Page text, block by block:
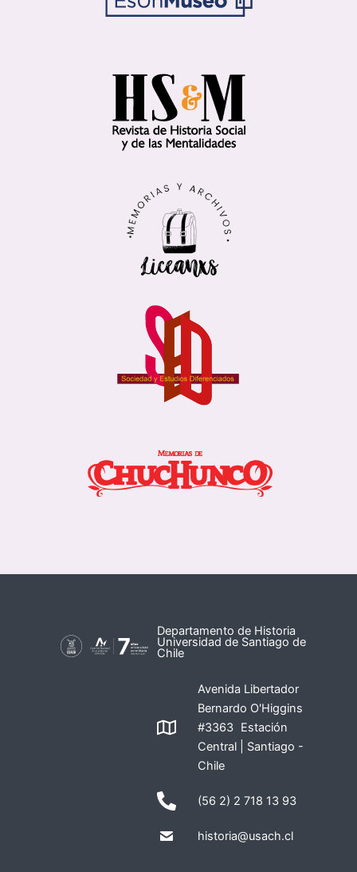
Departamento de Historia
Universidad de Santiago de
Chile
Avenida Libertador
Bernardo O'Higgins
#3363 Estación
Central | Santiago -
Chile
(56 2) 2 718 13 93
historia@usach.cl